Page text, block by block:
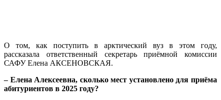
О том, как поступить в арктический вуз в этом году,
рассказала ответственный секретарь приёмной комиссии
САФУ Елена АКСЕНОВСКАЯ.
– Елена Алексеевна, сколько мест установлено для приёма
абитуриентов в 2025 году?